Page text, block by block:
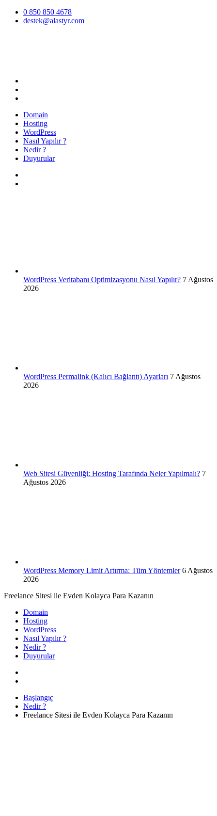
İçeriğe0 850 850 4678
destek@alastyr.com
Hosting Blog | Alastyr
Domain
Hosting
WordPress
Nasıl Yapılır ?
Nedir ?
Duyurular
WordPress Veritabanı Optimizasyonu Nasıl Yapılır? 7 Ağustos
2026
WordPress Permalink (Kalıcı Bağlantı) Ayarları 7 Ağustos
2026
Web Sitesi Güvenliği: Hosting Tarafında Neler Yapılmalı? 7
Ağustos 2026
WordPress Memory Limit Artırma: Tüm Yöntemler 6 Ağustos
2026
Freelance Sitesi ile Evden Kolayca Para Kazanın
Domain
Hosting
WordPress
Nasıl Yapılır ?
Nedir ?
Duyurular
Başlangıç
Nedir ?
Freelance Sitesi ile Evden Kolayca Para Kazanın